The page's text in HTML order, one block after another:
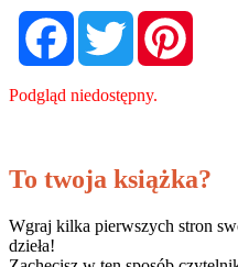
FacebookTwitter
Podgląd niedostępny.
To twoja książka?
Wgraj kilka pierwszych stron
dzieła!